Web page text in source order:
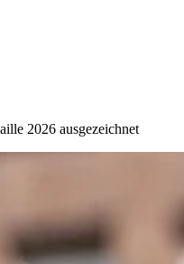
2026 ausgezeichnet